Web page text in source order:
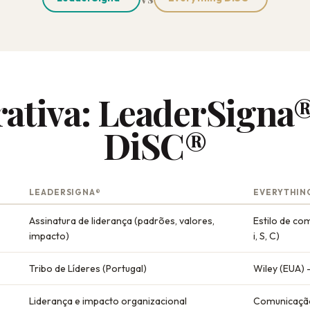
DiSC®
LEADERSIGNA®
Assinatura de liderança (padrões, valores,
impacto)
Estilo de
i, S, C)
Tribo de Líderes (Portugal) Wiley
Liderança e impacto organizacional